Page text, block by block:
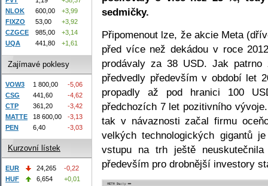
sedmičky.
Připomenout lze, že akcie Meta
před více než dekádou v roce
prodávaly za 38 USD. Jak
předvedly především v období let
propadly až pod hranici 100
předchozích 7 let pozitivního
tak v návaznosti začal firmu
velkých technologických gigantů
vstupu na trh ještě
především pro drobnější investory
NLOK
600,00
+3,99
FIXZO
53,00
+3,92
CZGCE
985,00
+3,14
UQA
441,80 +1,61
Zajímavé poklesy
VOW3 1 800,00
-5,06
CSG
441,60
-4,62
CTP
361,20
-3,42
MATTE
18 600,00
-3,13
PEN
6,40 -3,03
Kurzovní lístek
EUR 24,265
-0,22
HUF
6,654
+0,01